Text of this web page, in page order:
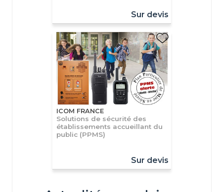
Sur devis
ICOM FRANCE
Solutions de sécurité des
établissements accueillant du
public (PPMS)
Sur devis